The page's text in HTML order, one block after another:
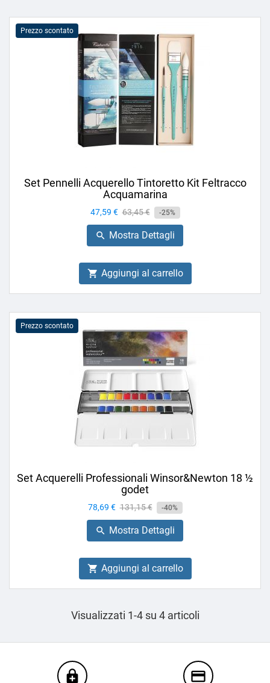
Prezzo scontato
Set Pennelli Acquerello Tintoretto Kit Feltracco
Acquamarina
Prezzo
47,59 € Prezzo
base
63,45 € -25%
 Mostra Dettagli
 Aggiungi al carrello
Prezzo scontato
Set Acquerelli Professionali Winsor&Newton 18 ½
godet
Prezzo
78,69 € Prezzo
base
131,15 € -40%
 Mostra Dettagli
 Aggiungi al carrello
Visualizzati 1-4 su 4 articoli
enhanced_encryption credit_card